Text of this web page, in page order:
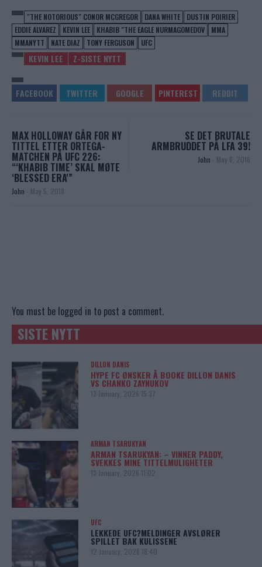
"THE NOTORIOUS" CONOR MCGREGOR DANA WHITE
DUSTIN POIRIER
EDDIE ALVAREZ
KEVIN LEE KHABIB "THE EAGLE NURMAGOMEDOV
MMA
MMANYTT
NATE DIAZ TONY FERGUSON UFC
KEVIN LEE Z-SISTE NYTT
MAX HOLLOWAY GÅR FOR NY
TITTEL ETTER ORTEGA-
MATCHEN PÅ UFC 226:
“‘KHABIB TIME’ SKAL MØTE
‘BLESSED ERA'”
John - May 5, 2018
SE DET BRUTALE
ARMBRUDDET PÅ LFA 39!
John - May 6, 2018
You must be logged in to post a comment.
SISTE NYTT
DILLON DANIS
HYPE FC ØNSKER Å BOOKE DILLON DANIS
VS CHANKO ZAYNUKOV
13 January, 2026 15:37
ARMAN TSARUKYAN
ARMAN TSARUKYAN: – VINNER PADDY,
SVEKKES MINE TITTELMULIGHETER
13 January, 2026 11:02
UFC
LEKKEDE UFC?MELDINGER AVSLØRER
SPILLET BAK KULISSENE
12 January, 2026 18:40